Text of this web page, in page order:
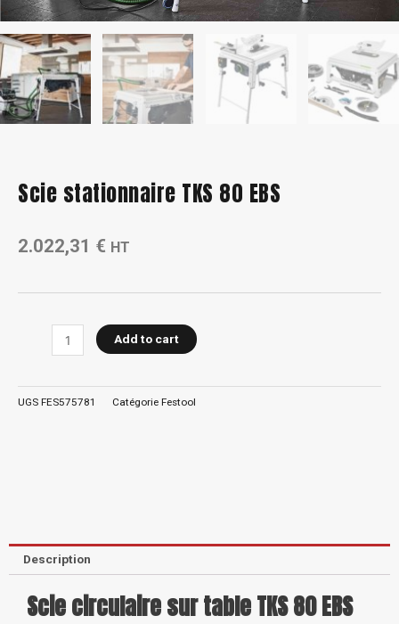
Scie stationnaire TKS 80 EBS
2.022,31 € HT
stationnaire
Add to cart
UGS FES575781 Catégorie Festool
Description
Scie circulaire sur table TKS 80 EBS